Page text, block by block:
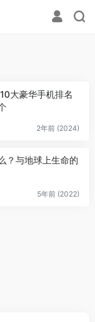
大豪华手机排名
2年前 (2024)
？与地球上生命的
5年前 (2022)